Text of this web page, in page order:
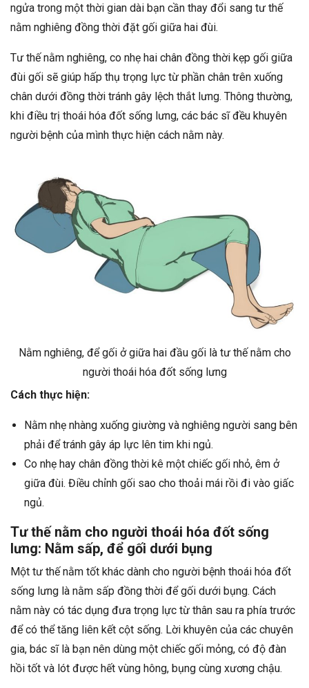
ngửa trong một thời gian dài bạn cần thay đổi sang tư thế
nằm nghiêng đồng thời đặt gối giữa hai đùi.
Tư thế nằm nghiêng, co nhẹ hai chân đồng thời kẹp gối giữa
đùi gối sẽ giúp hấp thụ trọng lực từ phần chân trên xuống
chân dưới đồng thời tránh gây lệch thắt lưng. Thông thường,
khi điều trị thoái hóa đốt sống lưng, các bác sĩ đều khuyên
người bệnh của mình thực hiện cách nằm này.
Nằm nghiêng, để gối ở giữa hai đầu gối là tư thế nằm cho
người thoái hóa đốt sống lưng
Cách thực hiện:
Nằm nhẹ nhàng xuống giường và nghiêng người sang bên
phải để tránh gây áp lực lên tim khi ngủ.
Co nhẹ hay chân đồng thời kê một chiếc gối nhỏ, êm ở
giữa đùi. Điều chỉnh gối sao cho thoải mái rồi đi vào giấc
ngủ.
Tư thế nằm cho người thoái hóa đốt sống
lưng: Nằm sấp, để gối dưới bụng
Một tư thế nằm tốt khác dành cho người bệnh thoái hóa đốt
sống lưng là nằm sấp đồng thời để gối dưới bụng. Cách
nằm này có tác dụng đưa trọng lực từ thân sau ra phía trước
để có thể tăng liên kết cột sống. Lời khuyên của các chuyên
gia, bác sĩ là bạn nên dùng một chiếc gối mỏng, có độ đàn
hồi tốt và lót được hết vùng hông, bụng cùng xương chậu.